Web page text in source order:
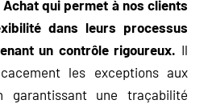
qui permet à nos clients
dans leurs processus
un contrôle rigoureux. Il
les exceptions aux
garantissant une traçabilité